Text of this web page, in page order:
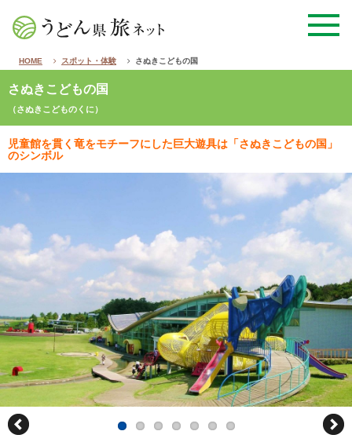
HOME スポット・体験 さぬきこどもの国
さぬきこどもの国
（さぬきこどものくに）
児童館を貫く竜をモチーフにした巨大遊具は「さぬきこどもの国」
のシンボル